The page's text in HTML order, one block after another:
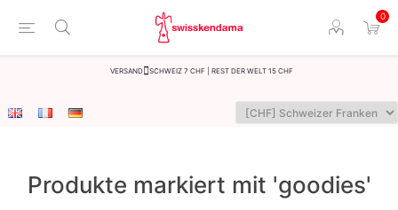
0
Versand Schweiz 7 CHF | Rest der Welt 15 CHF
Produkte markiert mit 'goodies'